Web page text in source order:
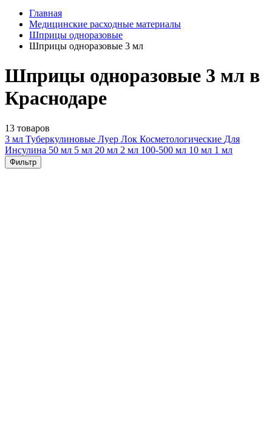
Главная
Медицинские расходные материалы
Шприцы одноразовые
Шприцы одноразовые 3 мл
Шприцы одноразовые 3 мл в
Краснодаре
13 товаров
3 мл Туберкулиновые Луер Лок Косметологические Для
Инсулина 50 мл 5 мл 20 мл 2 мл 100-500 мл 10 мл 1 мл
Фильтр